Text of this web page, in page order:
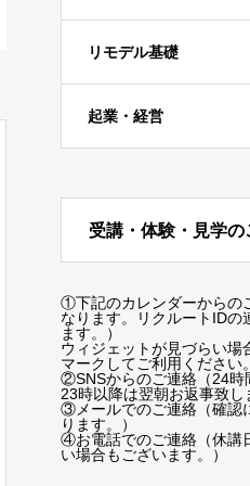
リモデル基礎
起業・経営
受講・体験・見学の
①下記のカレンダーからの
なります。リクルートIDの
ます。）
ウィジェットが見づらい場
マーク してご利用ください。
②SNSからのご連絡（24時
23時以降は翌朝お返事致し
③メールでのご連絡（確認
ります。）
④お電話でのご連絡（休講
い場合もございます。）